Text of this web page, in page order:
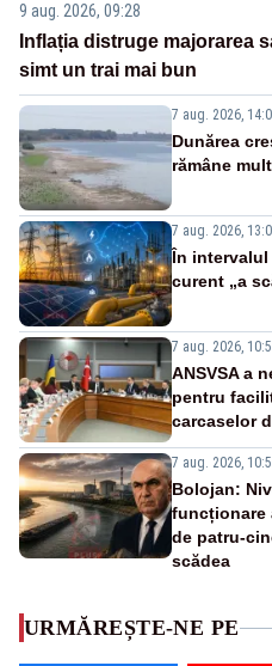
9 aug. 2026, 09:28
Inflația distruge majorarea
simt un trai mai bun
7 aug. 2026,
Dunărea
rămâne
7 aug. 2026,
În intervalul
curent „a
7 aug. 2026,
ANSVSA a
pentru
carcaselor
7 aug. 2026,
Bolojan:
funcționare
de patru-
scădea
URMĂREȘTE-NE PE